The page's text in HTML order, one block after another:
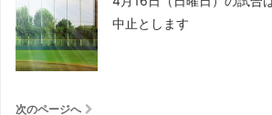
中止とします
次のページへ